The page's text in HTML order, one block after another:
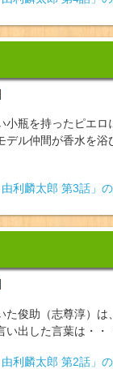
小瓶を持ったピエロ
デル仲間が香水を浴
由利麟太郎 第3話」
た俊助（志尊淳）は
出した言葉は・・
由利麟太郎 第2話」